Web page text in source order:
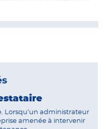
Lorsqu’un administrateur
amenée à intervenir